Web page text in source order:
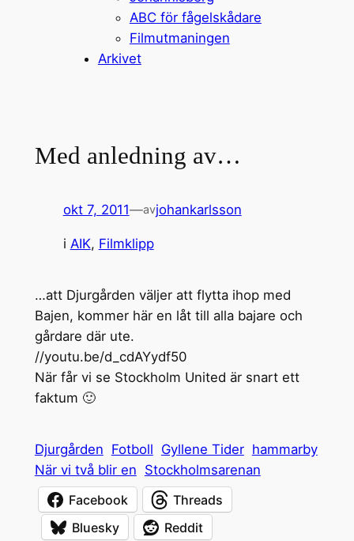
ABC för fågelskådare
Filmutmaningen
Arkivet
Med anledning av…
okt 7, 2011—avjohankarlsson
i AIK, Filmklipp
…att Djurgården väljer att flytta ihop med
Bajen, kommer här en låt till alla bajare och
gårdare där ute.
//youtu.be/d_cdAYydf50
När får vi se Stockholm United är snart ett
faktum 🙂
Djurgården Fotboll Gyllene Tider hammarby
När vi två blir en Stockholmsarenan
Facebook
Threads
Bluesky
Reddit